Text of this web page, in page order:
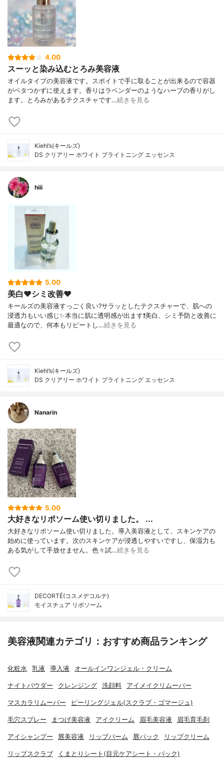
4.00
スーッと染み込むとろみ美容液
オイルタイプの美容液です。スポイトで手に取ることが出来るので容器
がベタつかずに使えます。香りはラベンダーのようなハーブの香りがし
ます。とろみがあるテクスチャです…続きを見る
Kiehl’s(キールズ)
DS クリアリー ホワイト ブライトニング エッセンス
hiii
5.00
美白❤️シミ改善❤️
キールズの美容液すっごく良い?サラッとしたテクスチャーで、肌への
浸透力もいい感じ✨本当に肌に透明感が出ます❗️美白、シミ予防と改善に
最適なので、何本もリピートし…続きを見る
Kiehl’s(キールズ)
DS クリアリー ホワイト ブライトニング エッセンス
Nanarin
5.00
大好きなリポソーム使い切りました。 ...
大好きなリポソーム使い切りました。導入美容液として、スキンケアの
始めに使っています。次のスキンケアが浸透しやすいですし、保湿力も
ある気がして手放せません。色々試…続きを見る
DECORTÉ(コスメデコルテ)
モイスチュア リポソーム
美容液関連カテゴリ：おすすめ商品ランキング
化粧水 乳液 導入液 オールインワンジェル・クリーム
ナイトパウダー クレンジング 洗顔料 アイメイクリムーバー
マスカラリムーバー ピーリングジェル(スクラブ・ゴマージュ)
毛穴スプレー まつげ美容液 アイクリーム 眉毛美容液 眉毛育毛剤
アイシャンプー 唇美容液 リップバーム 唇パック リップクリーム
リップスクラブ くまとりシート(目元ケアシート・パック)